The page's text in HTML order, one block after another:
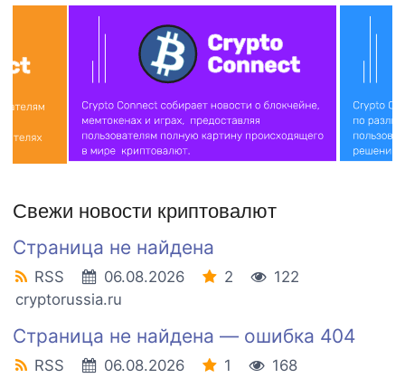
Свежи новости криптовалют
Страница не найдена
RSS 06.08.2026 2
122
cryptorussia.ru
Страница не найдена — ошибка 404
RSS 06.08.2026 1
168